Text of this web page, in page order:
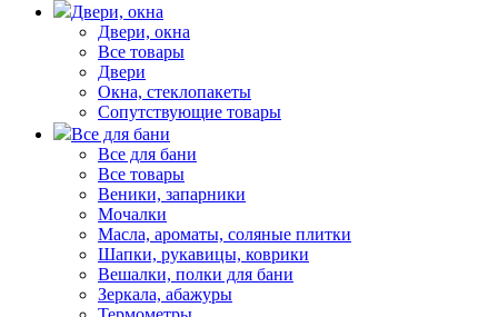
Двери, окна
Двери, окна
Все товары
Двери
Окна, стеклопакеты
Сопутствующие товары
Все для бани
Все для бани
Все товары
Веники, запарники
Мочалки
Масла, ароматы, соляные плитки
Шапки, рукавицы, коврики
Вешалки, полки для бани
Зеркала, абажуры